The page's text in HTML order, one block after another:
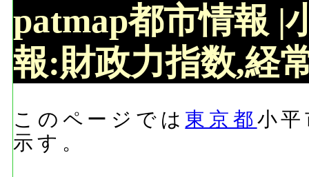
patmap都市情報 |
報:財政力指数,経
このページでは 東京都 小
示す。